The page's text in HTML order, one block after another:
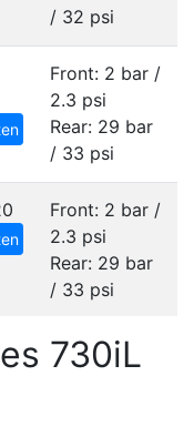
/ 32 psi
Front: 2 bar /
2.3 psi
Rear: 29 bar
/ 33 psi
Front: 2 bar /
2.3 psi
Rear: 29 bar
/ 33 psi
730iL